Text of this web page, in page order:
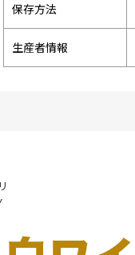
保存方法
生産者情報